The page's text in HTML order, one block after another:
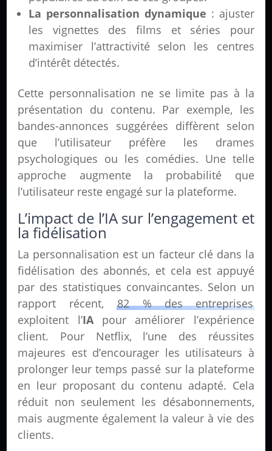
La personnalisation dynamique : ajuster
les vignettes des films et séries pour
maximiser l’attractivité selon les centres
d’intérêt détectés.
Cette personnalisation ne se limite pas à la
présentation du contenu. Par exemple, les
bandes-annonces suggérées diffèrent selon
que l’utilisateur préfère les drames
psychologiques ou les comédies. Une telle
approche augmente la probabilité que
l’utilisateur reste engagé sur la plateforme.
L’impact de l’IA sur l’engagement et
la fidélisation
La personnalisation est un facteur clé dans la
fidélisation des abonnés, et cela est appuyé
par des statistiques convaincantes. Selon un
rapport récent, 82 % des entreprises
exploitent l’IApour améliorer l’expérience
client. Pour Netflix, l’une des réussites
majeures est d’encourager les utilisateurs à
prolonger leur temps passé sur la plateforme
en leur proposant du contenu adapté. Cela
réduit non seulement les désabonnements,
mais augmente également la valeur à vie des
clients.